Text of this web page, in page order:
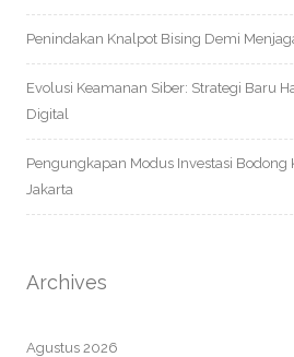
Penindakan Knalpot Bising Demi
Evolusi Keamanan Siber: Strategi Baru
Digital
Pengungkapan Modus Investasi Bodong
Jakarta
Archives
Agustus 2026